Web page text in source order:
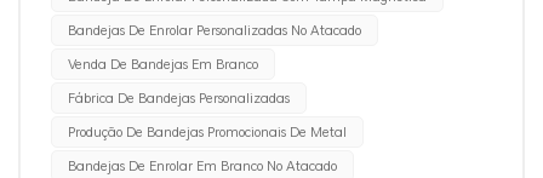
queira fazer uma bandeja rolante com tampa magnética: 1.
Escolha os materiais básicos para a bandeja e a
tampa Material da bandeja: Os mais utilizados são metal,
madeira e acrílico. Bandeja metálica para enrolar tabaco
além de durarem muito, também são chiques, a madeira dá
um toque natural e elegante e o acrílico, por outro lado, é
Bandejas De Enrolar Personalizadas No Atacado
Venda De Bandejas Em Branco
Fábrica De Bandejas Personalizadas
Produção De Bandejas Promocionais De Metal
Bandejas De Enrolar Em Branco No Atacado